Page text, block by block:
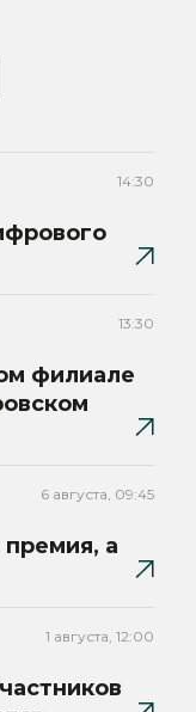
14:30
13:30
филиале
6 августа, 09:45
премия, а
1 августа, 12:00